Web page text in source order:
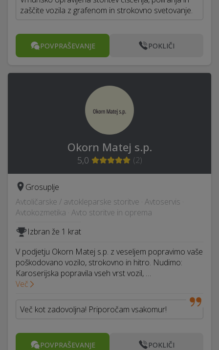
zaščite vozila z grafenom in strokovno svetovanje.
POVPRAŠEVANJE POKLIČI
Okorn Matej s.p.
5,0 (2)
Grosuplje
Avtoličarske / avtokleparske storitve · Avtoservis ·
Avtokozmetika · Avto storitve in oprema
Izbran že 1 krat
V podjetju Okorn Matej s.p. z veseljem popravimo vaše
poškodovano vozilo, strokovno in hitro. Nudimo:
Karoserijska popravila vseh vrst vozil, …
Več
Več kot zadovoljna! Priporočam vsakomur!
POVPRAŠEVANJE POKLIČI